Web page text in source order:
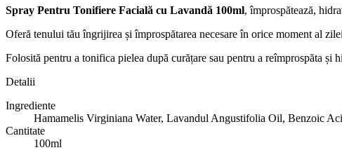
Spray Pentru Tonifiere Facială cu Lavandă 100ml, împrospătează,
Oferă tenului tău îngrijirea și împrospătarea necesare în orice moment al
Folosită pentru a tonifica pielea după curățare sau pentru a reîmprospăta
Detalii
Ingrediente
Hamamelis Virginiana Water, Lavandul Angustifolia Oil, Benzoic
Cantitate
100ml